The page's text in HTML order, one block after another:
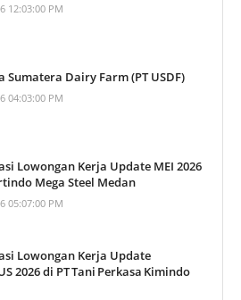
12:03:00 PM
Sumatera Dairy Farm (PT USDF)
04:03:00 PM
Lowongan Kerja Update MEI 2026
Mega Steel Medan
05:07:00 PM
Lowongan Kerja Update
2026 di PT Tani Perkasa Kimindo